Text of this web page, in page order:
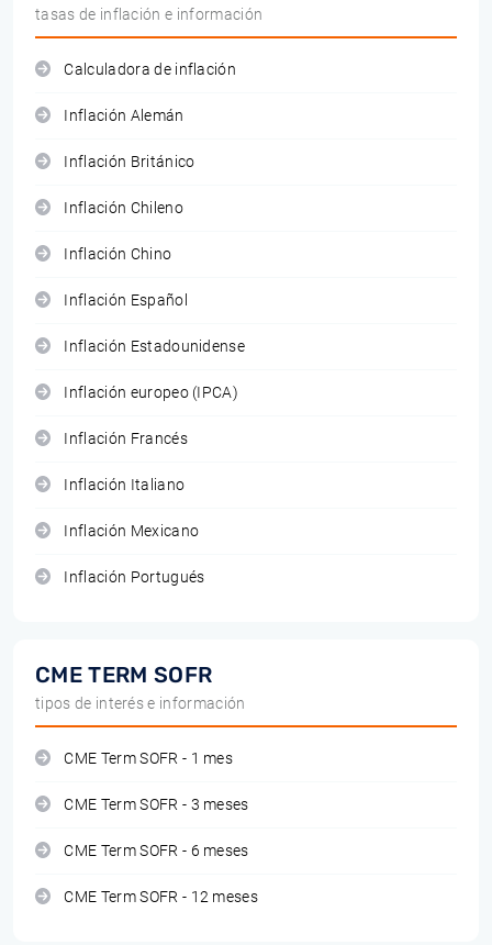
tasas de inflación e información
Calculadora de inflación
Inflación Alemán
Inflación Británico
Inflación Chileno
Inflación Chino
Inflación Español
Inflación Estadounidense
Inflación europeo (IPCA)
Inflación Francés
Inflación Italiano
Inflación Mexicano
Inflación Portugués
CME TERM SOFR
tipos de interés e información
CME Term SOFR - 1 mes
CME Term SOFR - 3 meses
CME Term SOFR - 6 meses
CME Term SOFR - 12 meses